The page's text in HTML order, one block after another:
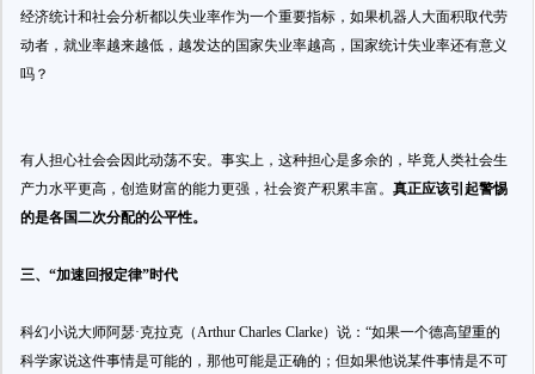
经济统计和社会分析都以失业率作为一个重要指标，如果机器人大面积取代劳
动者，就业率越来越低，越发达的国家失业率越高，国家统计失业率还有意义
吗？
有人担心社会会因此动荡不安。事实上，这种担心是多余的，毕竟人类社会生
产力水平更高，创造财富的能力更强，社会资产积累丰富。 真正应该引起警惕
的是各国二次分配的公平性。
三、“加速回报定律”时代
科幻小说大师阿瑟·克拉克（Arthur Charles Clarke）说：“如果一个德高望重的
科学家说这件事情是可能的，那他可能是正确的；但如果他说某件事情是不可